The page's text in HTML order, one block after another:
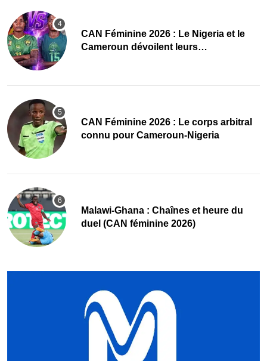
‎CAN Féminine 2026 : Le Nigeria et le
Cameroun dévoilent leurs
‎CAN Féminine 2026 : Le corps arbitral
connu pour Cameroun-Nigeria
Malawi-Ghana : Chaînes et heure du
duel (CAN féminine 2026)